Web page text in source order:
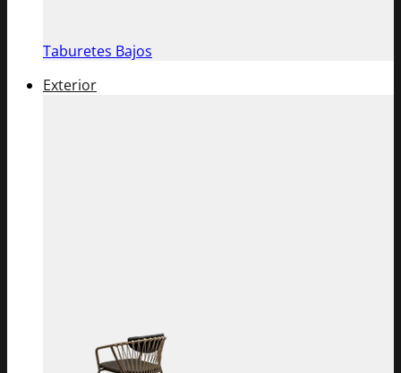
Taburetes Bajos
Exterior